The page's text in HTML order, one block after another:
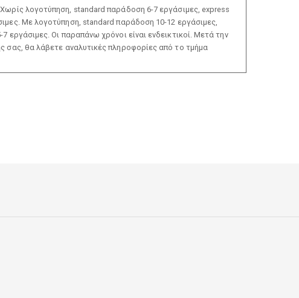
λογοτύπηση, standard παράδοση 6-7 εργάσιμες, express
Με λογοτύπηση, standard παράδοση 10-12 εργάσιμες,
εργάσιμες. Οι παραπάνω χρόνοι είναι ενδεικτικοί. Μετά την
σας, θα λάβετε αναλυτικές πληροφορίες από το τμήμα